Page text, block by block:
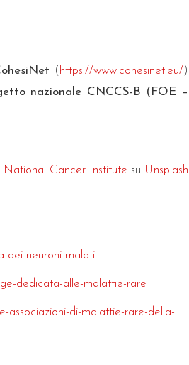
( https://www.cohesinet.eu/)
nazionale CNCCS-B (FOE –
National Cancer Institute su Unsplash
dei-neuroni-malati
dedicata-alle-malattie-rare
associazioni-di-malattie-rare-della-